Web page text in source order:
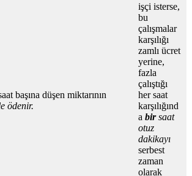
başına düşen miktarının
ödenir.
işçi isterse,
bu
çalışmalar
karşılığı
zamlı ücret
yerine,
fazla
çalıştığı
her saat
karşılığınd
a birsaat
otuz
dakikayı
serbest
zaman
olarak